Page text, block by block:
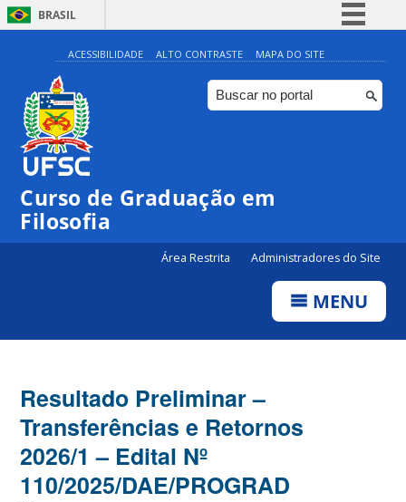
BRASIL
Simplifique!
Comunica BR
Participe
Canais
ACESSIBILIDADE ALTO CONTRASTE MAPA DO SITE
Curso de Graduação em
Filosofia
Área Restrita Administradores do Site
MENU
Resultado Preliminar –
Transferências e Retornos
2026/1 – Edital Nº
110/2025/DAE/PROGRAD